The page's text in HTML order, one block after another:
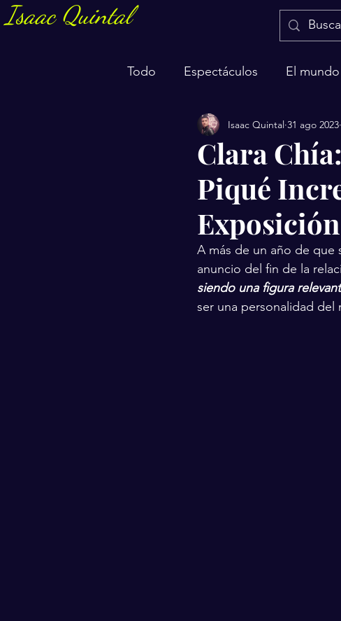
Isaac Quintal
Todo Espectáculos El mundo
Marketing y negocios Salud
Clara
Piqué
Isaac Quintal 31 ago 2023
A más de un año de que
anuncio del fin de la
siendo una figura
ser una personalidad